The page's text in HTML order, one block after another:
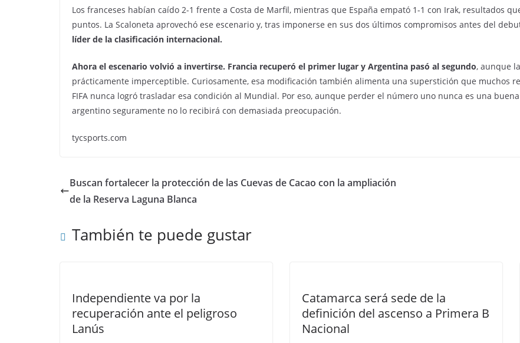
Los franceses habían caído 2-1 frente a Costa de Marfil, mientras que España empató 1-1 con Irak, resultados
puntos. La Scaloneta aprovechó ese escenario y, tras imponerse en sus dos últimos compromisos antes del
líder de la clasificación internacional.
Ahora el escenario volvió a invertirse. Francia recuperó el primer lugar y Argentina pasó al segundo, aunque
prácticamente imperceptible. Curiosamente, esa modificación también alimenta una superstición que muchos
FIFA nunca logró trasladar esa condición al Mundial. Por eso, aunque perder el número uno nunca es una
argentino seguramente no lo recibirá con demasiada preocupación.
tycsports.com
Buscan fortalecer la protección de las Cuevas de Cacao con la ampliación
de la Reserva Laguna Blanca
También te puede gustar
Independiente va por la
recuperación ante el peligroso
Lanús
Catamarca será sede de la
definición del ascenso a Primera B
Nacional